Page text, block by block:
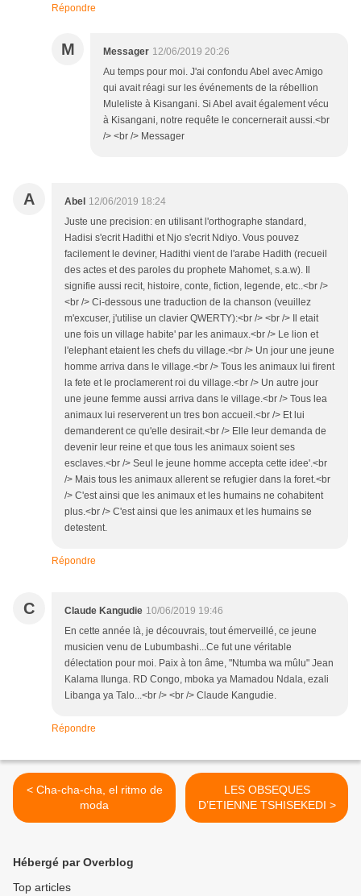
Répondre
M Messager 12/06/2019 20:26
Au temps pour moi. J'ai confondu Abel avec Amigo
qui avait réagi sur les événements de la rébellion
Muleliste à Kisangani. Si Abel avait également vécu
à Kisangani, notre requête le concernerait aussi.<br
/> <br /> Messager
A Abel 12/06/2019 18:24
Juste une precision: en utilisant l'orthographe standard,
Hadisi s'ecrit Hadithi et Njo s'ecrit Ndiyo. Vous pouvez
facilement le deviner, Hadithi vient de l'arabe Hadith (recueil
des actes et des paroles du prophete Mahomet, s.a.w). Il
signifie aussi recit, histoire, conte, fiction, legende, etc..<br />
<br /> Ci-dessous une traduction de la chanson (veuillez
m'excuser, j'utilise un clavier QWERTY):<br /> <br /> Il etait
une fois un village habite' par les animaux.<br /> Le lion et
l'elephant etaient les chefs du village.<br /> Un jour une jeune
homme arriva dans le village.<br /> Tous les animaux lui firent
la fete et le proclamerent roi du village.<br /> Un autre jour
une jeune femme aussi arriva dans le village.<br /> Tous lea
animaux lui reserverent un tres bon accueil.<br /> Et lui
demanderent ce qu'elle desirait.<br /> Elle leur demanda de
devenir leur reine et que tous les animaux soient ses
esclaves.<br /> Seul le jeune homme accepta cette idee'.<br
/> Mais tous les animaux allerent se refugier dans la foret.<br
/> C'est ainsi que les animaux et les humains ne cohabitent
plus.<br /> C'est ainsi que les animaux et les humains se
detestent.
Répondre
C Claude Kangudie 10/06/2019 19:46
En cette année là, je découvrais, tout émerveillé, ce jeune
musicien venu de Lubumbashi...Ce fut une véritable
délectation pour moi. Paix à ton âme, "Ntumba wa mûlu" Jean
Kalama Ilunga. RD Congo, mboka ya Mamadou Ndala, ezali
Libanga ya Talo...<br /> <br /> Claude Kangudie.
Répondre
< Cha-cha-cha, el ritmo de
moda
LES OBSEQUES
D’ETIENNE TSHISEKEDI >
Hébergé par Overblog
Top articles